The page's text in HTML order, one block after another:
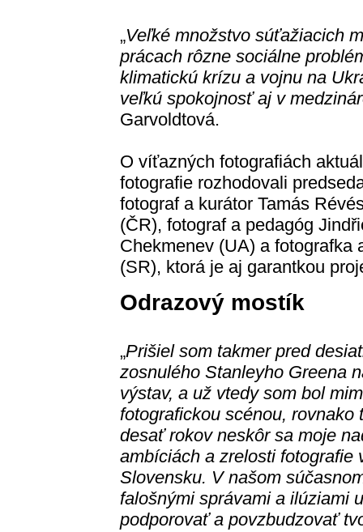
„Veľké množstvo súťažiacich
prácach rôzne sociálne
klimatickú krízu a vojnu na
veľkú spokojnosť aj v
Garvoldtová.
O víťazných fotografiách
fotografie rozhodovali
fotograf a kurátor Tamás
(ČR), fotograf a pedagóg
Chekmenev (UA) a fotografka
(SR), ktorá je aj garantkou
Odrazový mostík
„Prišiel som takmer pred
zosnulého Stanleyho Greena
výstav, a už vtedy som bol
fotografickou scénou,
desať rokov neskôr sa moje
ambíciách a zrelosti fotografie
Slovensku. V našom
falošnými správami a ilúziami
podporovať a povzbudzovať